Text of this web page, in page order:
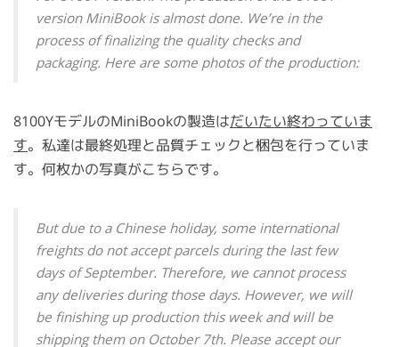
version MiniBook is almost done. We’re in the
process of finalizing the quality checks and
packaging. Here are some photos of the production:
8100YモデルのMiniBookの製造はだいたい終わっていま
す。私達は最終処理と品質チェックと梱包を行っていま
す。何枚かの写真がこちらです。
But due to a Chinese holiday, some international
freights do not accept parcels during the last few
days of September. Therefore, we cannot process
any deliveries during those days. However, we will
be finishing up production this week and will be
shipping them on October 7th. Please accept our